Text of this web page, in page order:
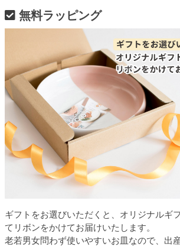
無料ラッピング
ギフトをお選びいただくと、オリジナルギ
てリボンをかけてお届けいたします。
老若男女問わず使いやすいお皿なので、出